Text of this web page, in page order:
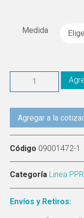
Medida
Agregar a la
Código 09001472-1
Categoría Linea PPR
Envíos y Retiros: